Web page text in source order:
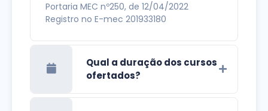
Portaria MEC nº250, de 12/04/2022
Registro no E-mec 201933180
Qual a duração dos cursos
ofertados?